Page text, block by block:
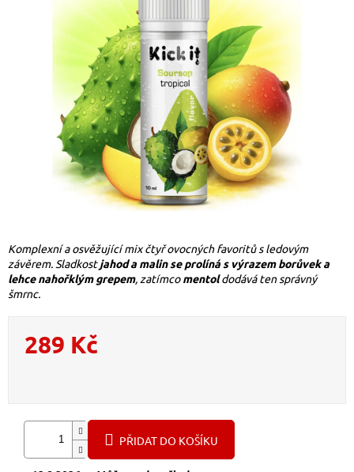
289 Kč
PŘIDAT DO KOŠÍKU
Komplexní a osvěžující mix čtyř ovocných favoritů s ledovým
závěrem. Sladkostjahod a malin se prolíná s výrazem borůvek a
lehce nahořklým grepem, zatímcomentoldodává ten správný
šmrnc.